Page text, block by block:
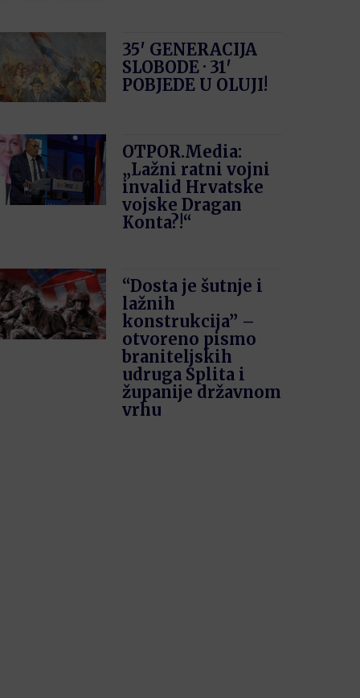
35′ GENERACIJA
SLOBODE · 31′
POBJEDE U OLUJI!
OTPOR.Media:
„Lažni ratni vojni
invalid Hrvatske
vojske Dragan
Konta?!“
“Dosta je šutnje i
lažnih
konstrukcija” –
otvoreno pismo
braniteljskih
udruga Splita i
županije državnom
vrhu